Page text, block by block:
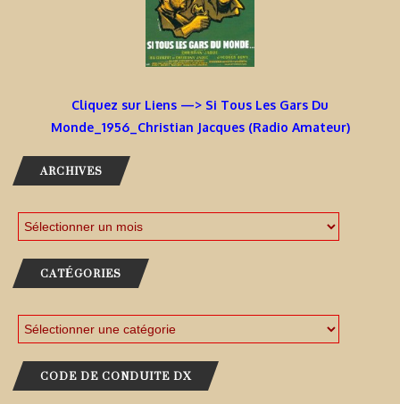
Cliquez sur Liens —> Si Tous Les Gars Du
Monde_1956_Christian Jacques (Radio Amateur)
ARCHIVES
CATÉGORIES
CODE DE CONDUITE DX